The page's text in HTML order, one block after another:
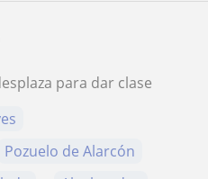
para dar clase
Pozuelo de Alarcón